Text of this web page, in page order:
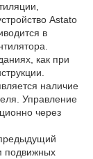
Astato
в
как при
наличие
Управление
через
подвижных